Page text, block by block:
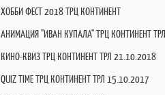
ХОББИ ФЕСТ 2018 ТРЦ КОНТИНЕНТ
АНИМАЦИЯ "ИВАН КУПАЛА" ТРЦ КОНТИНЕНТ
КИНО-КВИЗ ТРЦ КОНТИНЕНТ ТРЛ 21.10.2018
QUIZ TIME ТРЦ КОНТИНЕНТ ТРЛ 15.10.2017